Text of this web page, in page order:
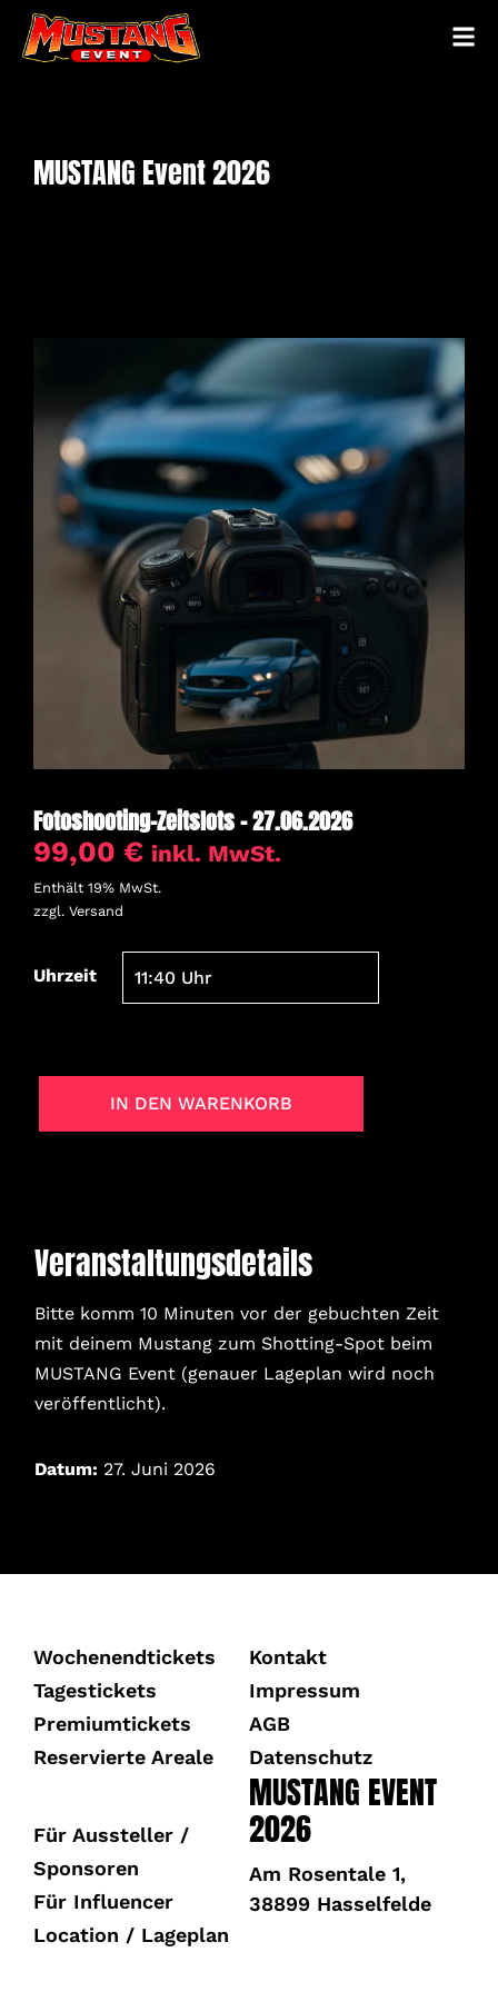
MUSTANG Event 2026
Fotoshooting-Zeitslots – 27.06.2026
99,00 € inkl. MwSt.
Enthält 19% MwSt.
zzgl. Versand
Uhrzeit
IN DEN WARENKORB
Veranstaltungsdetails
Bitte komm 10 Minuten vor der gebuchten Zeit
mit deinem Mustang zum Shotting-Spot beim
MUSTANG Event (genauer Lageplan wird noch
veröffentlicht).
Datum: 27. Juni 2026
Wochenendtickets
Tagestickets
Premiumtickets
Reservierte Areale
Kontakt
Impressum
AGB
Datenschutz
Für Aussteller /
Sponsoren
Für Influencer
Location / Lageplan
MUSTANG EVENT
2026
Am Rosentale 1,
38899 Hasselfelde